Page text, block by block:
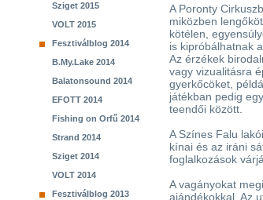
Sziget 2015
VOLT 2015
Fesztiválblog 2014
B.My.Lake 2014
Balatonsound 2014
EFOTT 2014
Fishing on Orfű 2014
Strand 2014
Sziget 2014
VOLT 2014
Fesztiválblog 2013
A Poronty
miközben
kötélen,
is kipróbálhatnak
Az érzékek
vagy vizualitásra
gyerkőcöket,
játékban pedig
teendői között.
A Színes Falu
kínai és az iráni
foglalkozások
A vagányokat
ajándékokkal. Az